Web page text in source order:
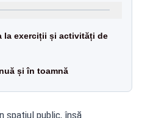
la exerciții și activități de
și în toamnă
spațiul public, însă